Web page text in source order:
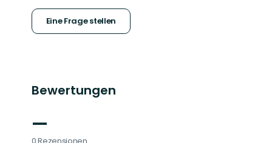
Eine Frage stellen
Bewertungen
—